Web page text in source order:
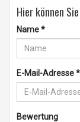
Hier können
Name*
E-Mail-Adresse*
Bewertung